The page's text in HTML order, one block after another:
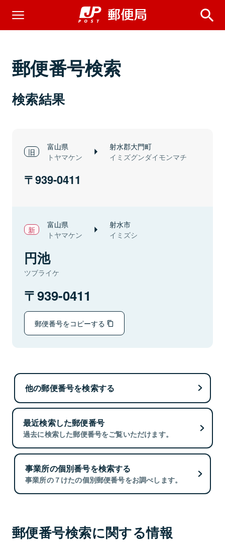
郵便番号検索
検索結果
富山県
トヤマケン
射水郡大門町
イミズグンダイモンマチ
939-0411
富山県
トヤマケン
射水市
イミズシ
円池
ツブライケ
939-0411
郵便番号をコピーする
他の郵便番号を検索する
最近検索した郵便番号
過去に検索した郵便番号をご覧いただけます。
事業所の個別番号を検索する
事業所の７けたの個別郵便番号をお調べします。
郵便番号検索に関する情報